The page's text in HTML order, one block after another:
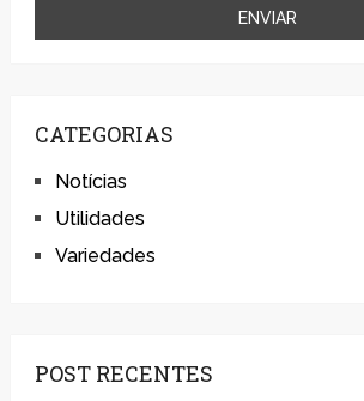
CATEGORIAS
Notícias
Utilidades
Variedades
POST RECENTES